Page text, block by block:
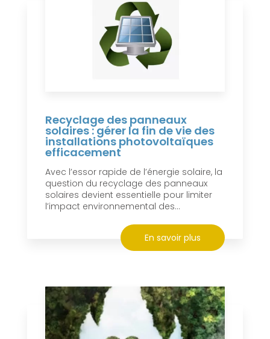
Recyclage des panneaux
solaires : gérer la fin de vie des
installations photovoltaïques
efficacement
Avec l’essor rapide de l’énergie solaire, la
question du recyclage des panneaux
solaires devient essentielle pour limiter
l’impact environnemental des...
En savoir plus